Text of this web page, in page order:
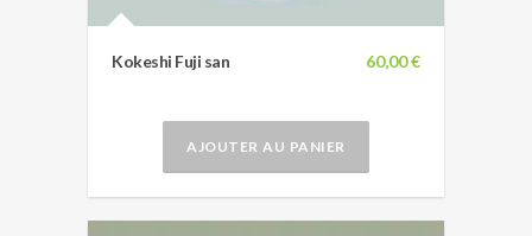
60,00 €
Kokeshi Fuji san
AJOUTER AU PANIER